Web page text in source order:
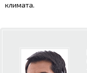
климата.